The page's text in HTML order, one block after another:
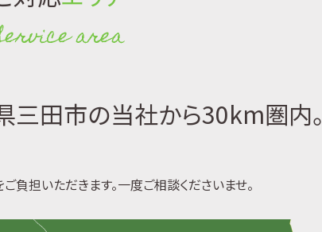
area
三田市の当社から30km圏内。
負担いただきます。一度ご相談くださいませ。